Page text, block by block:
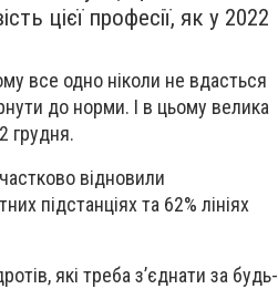
цієї професії, як у 2022
все одно ніколи не вдасться
до норми. І в цьому велика
грудня.
відновили
підстанціях та 62% лініях
які треба з’єднати за будь-